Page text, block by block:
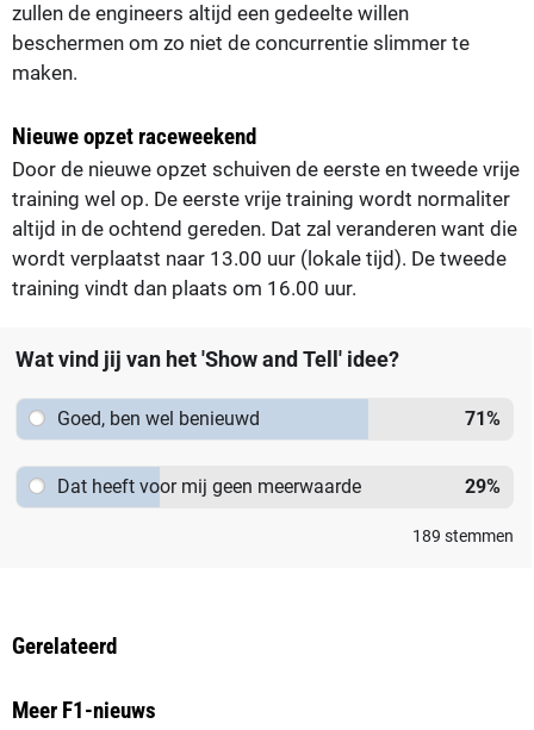
zullen de engineers altijd een gedeelte willen
beschermen om zo niet de concurrentie slimmer te
maken.
Nieuwe opzet raceweekend
Door de nieuwe opzet schuiven de eerste en tweede vrije
training wel op. De eerste vrije training wordt normaliter
altijd in de ochtend gereden. Dat zal veranderen want die
wordt verplaatst naar 13.00 uur (lokale tijd). De tweede
training vindt dan plaats om 16.00 uur.
Wat vind jij van het 'Show and Tell' idee?
Goed, ben wel benieuwd 71%
Dat heeft voor mij geen meerwaarde 29%
189 stemmen
Gerelateerd
Meer F1-nieuws